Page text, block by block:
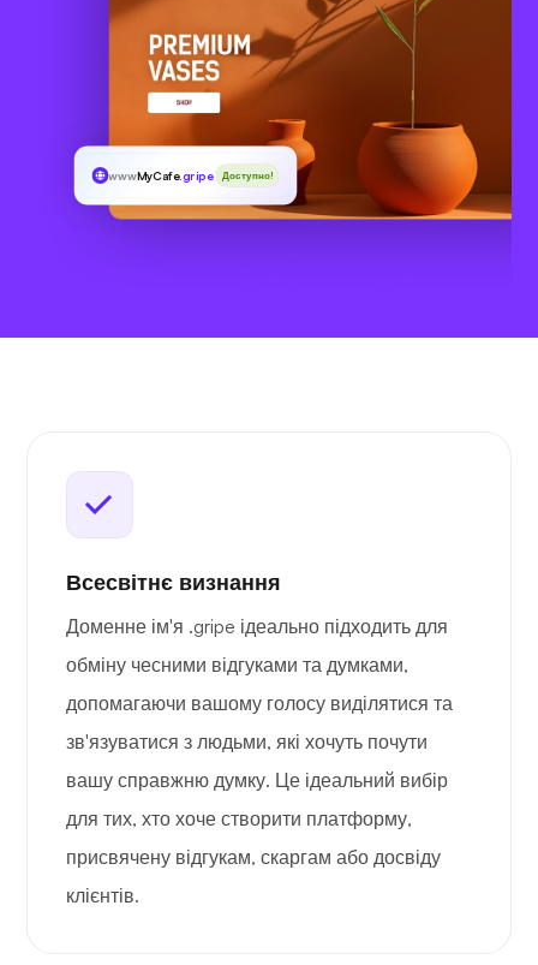
wwwMyCafe.gripe Доступно!
Всесвітнє визнання
Доменне ім'я .gripe ідеально підходить для
обміну чесними відгуками та думками,
допомагаючи вашому голосу виділятися та
зв'язуватися з людьми, які хочуть почути
вашу справжню думку. Це ідеальний вибір
для тих, хто хоче створити платформу,
присвячену відгукам, скаргам або досвіду
клієнтів.